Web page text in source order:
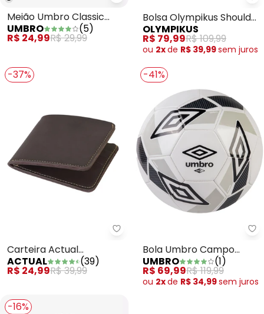
Meião Umbro Classic
(Azul)
UMBRO (5)
R$ 24,99R$ 29,99
Bolsa Olympikus Shoulder
Bag (Preto)
OLYMPIKUS
R$ 79,99R$ 109,99
ou 2xde R$ 39,99sem juros
-37%
Carteira Actual (Marrom)
Carteira Actual
(Marrom)
ACTUAL (39)
R$ 24,99R$ 39,99
-41%
Bola Umbro Campo
Ceramica 2.0 (Branca)
UMBRO (1)
R$ 69,99R$ 119,99
ou 2xde R$ 34,99sem juros
-16%